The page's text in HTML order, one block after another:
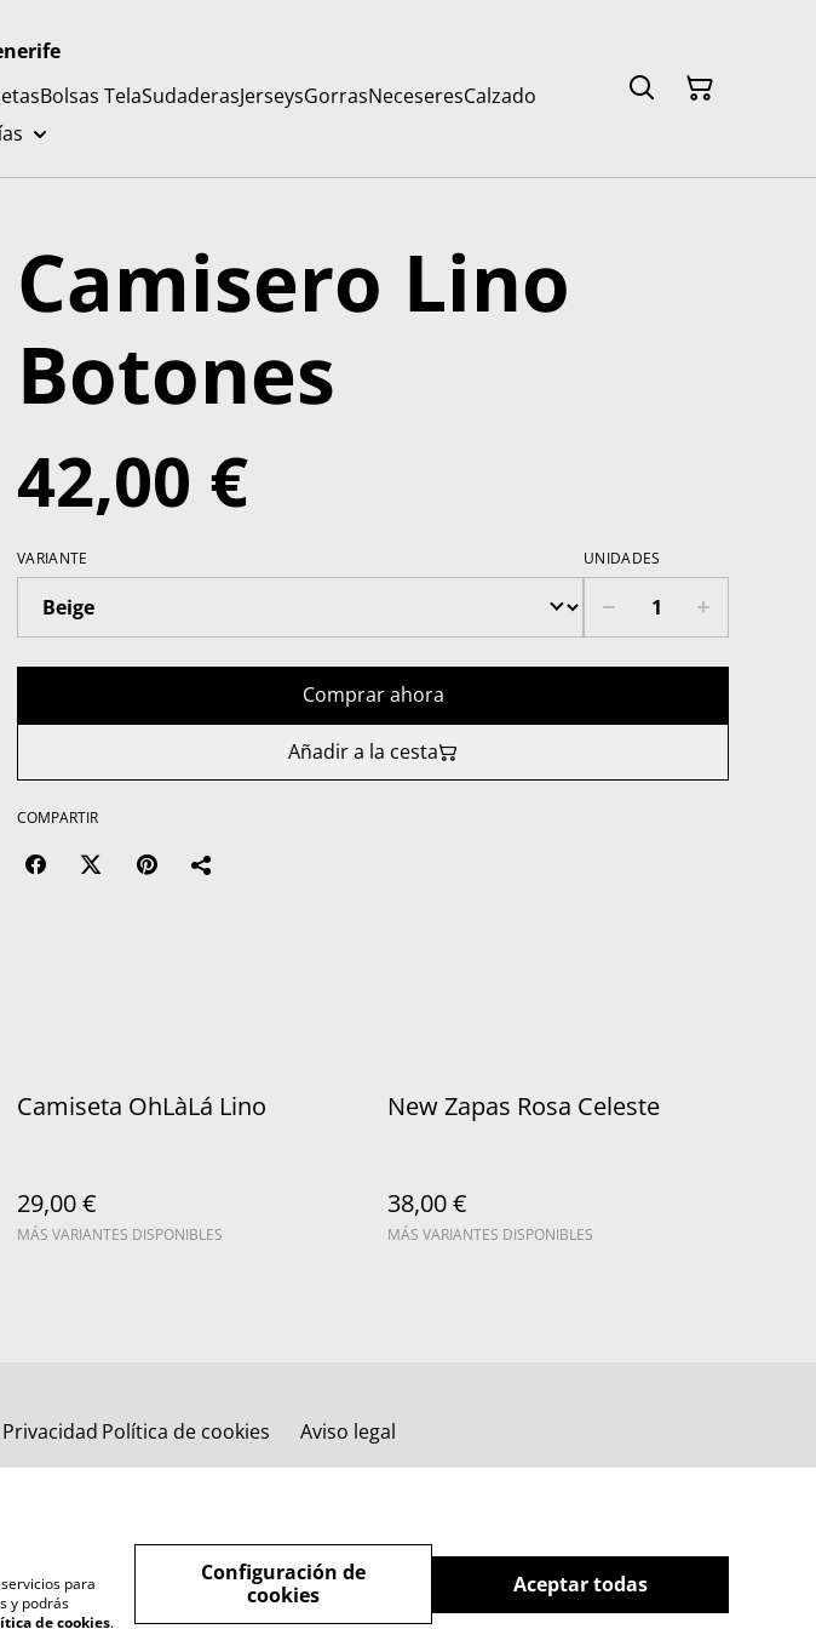
Bolsas TelaSudaderasJerseysGorrasNeceseresCalzado
Camisero Lino
Botones
42,00 €
VARIANTE UNIDADES
Comprar ahora
Añadir a la cesta
COMPARTIR
Camiseta OhLàLá Lino
29,00 €
MÁS VARIANTES DISPONIBLES
New Zapas Rosa Celeste
38,00 €
MÁS VARIANTES DISPONIBLES
Política de cookies Aviso legal
para
y podrás
de cookies.
Aceptar todas
Configuración de
cookies